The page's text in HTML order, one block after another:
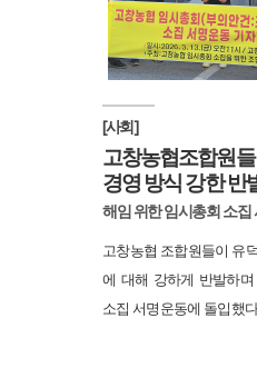
[사회]
고창농협조합원
경영 방식 강한 반
해임 위한 임시총회 소집
고창농협 조합원들이 유
에 대해 강하게 반발하
소집 서명운동에 돌입했